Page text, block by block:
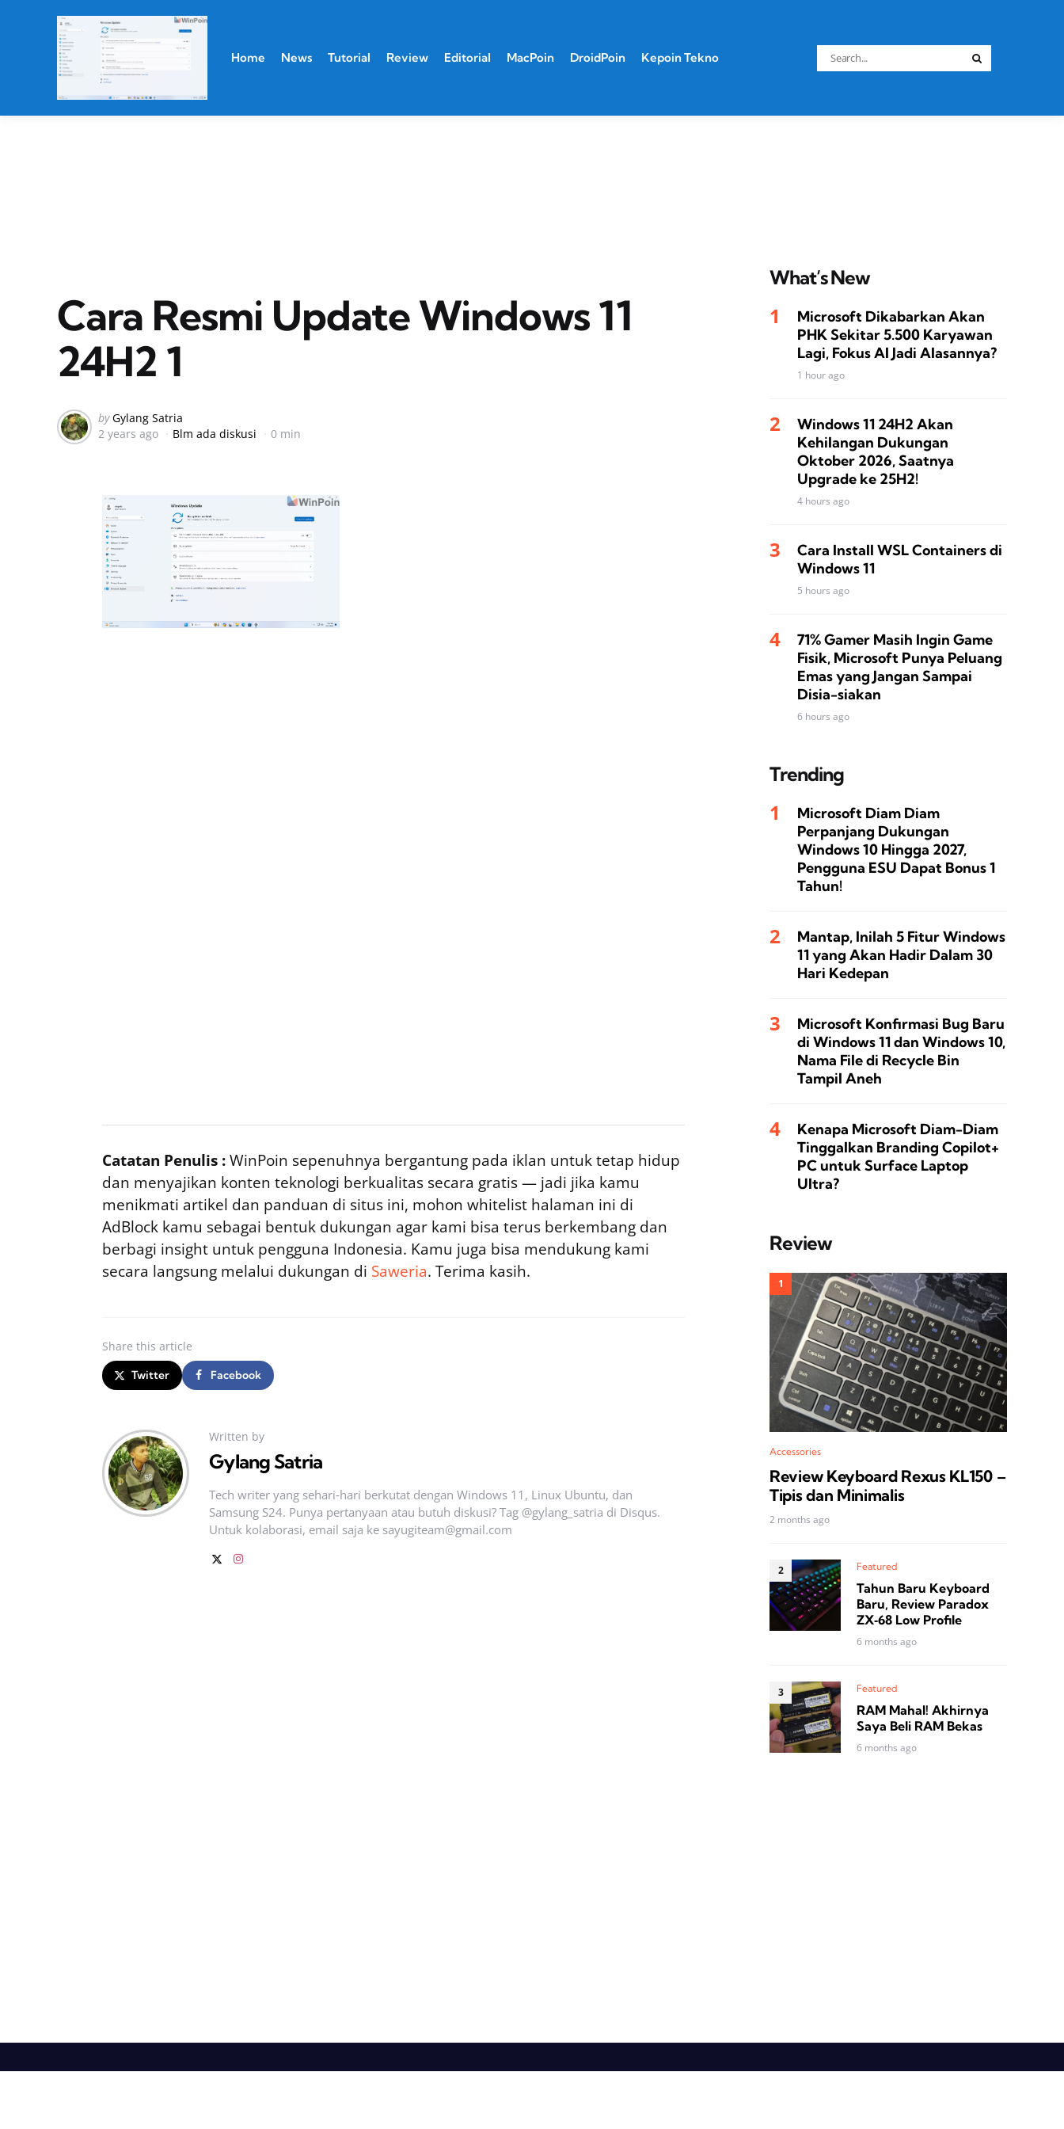
Home News Tutorial Review Editorial MacPoin DroidPoin Kepoin Tekno
Search
for:
Cara Resmi Update Windows 11
24H2 1
Posted
by
by Gylang Satria
2 years ago
Blm ada diskusi 0 min
Catatan Penulis :WinPoin sepenuhnya bergantung pada iklan untuk tetap hidup
dan menyajikan konten teknologi berkualitas secara gratis — jadi jika kamu
menikmati artikel dan panduan di situs ini, mohon whitelist halaman ini di
AdBlock kamu sebagai bentuk dukungan agar kami bisa terus berkembang dan
berbagi insight untuk pengguna Indonesia. Kamu juga bisa mendukung kami
secara langsung melalui dukungan di Saweria. Terima kasih.
Share this article
Twitter Facebook
Written by
Gylang Satria
Tech writer yang sehari‑hari berkutat dengan Windows 11, Linux Ubuntu, dan
Samsung S24. Punya pertanyaan atau butuh diskusi? Tag @gylang_satria di Disqus.
Untuk kolaborasi, email saja ke sayugiteam@gmail.com
What’s New
Microsoft Dikabarkan Akan
PHK Sekitar 5.500 Karyawan
Lagi, Fokus AI Jadi Alasannya?
1 hour ago
Windows 11 24H2 Akan
Kehilangan Dukungan
Oktober 2026, Saatnya
Upgrade ke 25H2!
4 hours ago
Cara Install WSL Containers di
Windows 11
5 hours ago
71% Gamer Masih Ingin Game
Fisik, Microsoft Punya Peluang
Emas yang Jangan Sampai
Disia-siakan
6 hours ago
Trending
Microsoft Diam Diam
Perpanjang Dukungan
Windows 10 Hingga 2027,
Pengguna ESU Dapat Bonus 1
Tahun!
Mantap, Inilah 5 Fitur Windows
11 yang Akan Hadir Dalam 30
Hari Kedepan
Microsoft Konfirmasi Bug Baru
di Windows 11 dan Windows 10,
Nama File di Recycle Bin
Tampil Aneh
Kenapa Microsoft Diam-Diam
Tinggalkan Branding Copilot+
PC untuk Surface Laptop
Ultra?
Review
Accessories
Review Keyboard Rexus KL150 –
Tipis dan Minimalis
2 months ago
Featured
Tahun Baru Keyboard
Baru, Review Paradox
ZX‑68 Low Profile
6 months ago
Featured
RAM Mahal! Akhirnya
Saya Beli RAM Bekas
6 months ago